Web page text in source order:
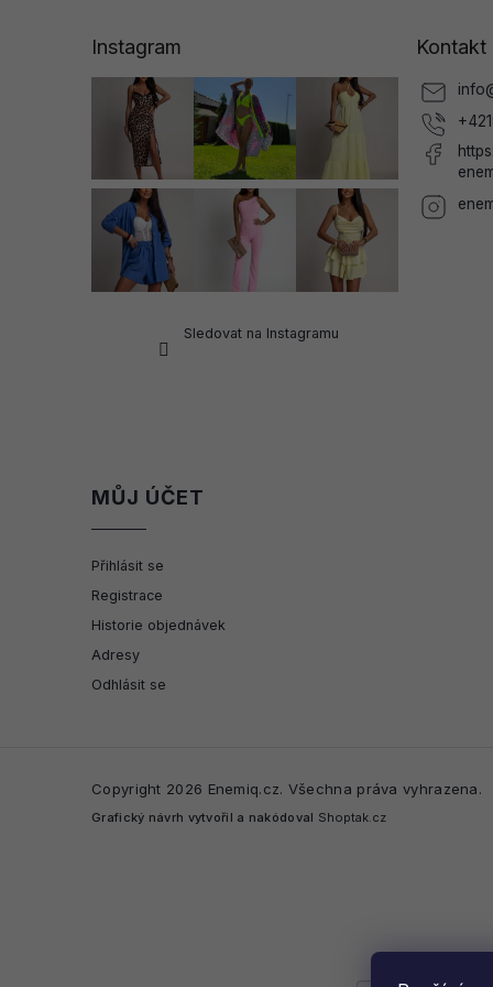
Instagram
Sledovat na Instagramu
Kontakt
info
MŮJ ÚČET
Přihlásit se
Registrace
Historie objednávek
Adresy
Odhlásit se
Copyright 2026 Enemiq.cz. Všechna práva vyhrazena.
Grafický návrh vytvořil a nakódoval Shoptak.cz